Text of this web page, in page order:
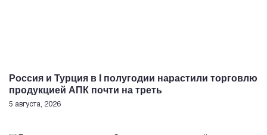
Россия и Турция в I полугодии нарастили торговлю
продукцией АПК почти на треть
5 августа, 2026